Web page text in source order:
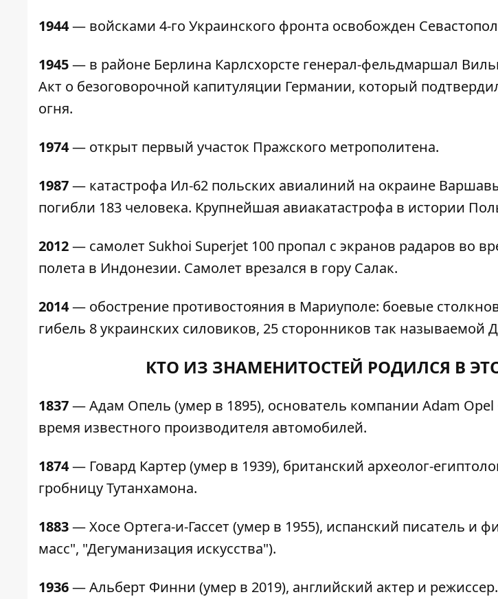
1944— войсками 4-го Украинского фронта освобожден
1945— в районе Берлина Карлсхорсте генерал-фельдмаршал
Акт о безоговорочной капитуляции Германии, который
огня.
1974— открыт первый участок Пражского метрополитена.
1987— катастрофа Ил-62 польских авиалиний на окраине
погибли 183 человека. Крупнейшая авиакатастрофа в истории
2012— самолет Sukhoi Superjet 100 пропал с экранов радаров во
полета в Индонезии. Самолет врезался в гору Салак.
2014— обострение противостояния в Мариуполе: боевые
гибель 8 украинских силовиков, 25 сторонников так называемой
КТО ИЗ ЗНАМЕНИТОСТЕЙ РОДИЛСЯ В
1837— Адам Опель (умер в 1895), основатель компании Adam
время известного производителя автомобилей.
1874— Говард Картер (умер в 1939), британский археолог-
гробницу Тутанхамона.
1883— Хосе Ортега-и-Гассет (умер в 1955), испанский писатель и
масс", "Дегуманизация искусства").
1936— Альберт Финни (умер в 2019), английский актер и